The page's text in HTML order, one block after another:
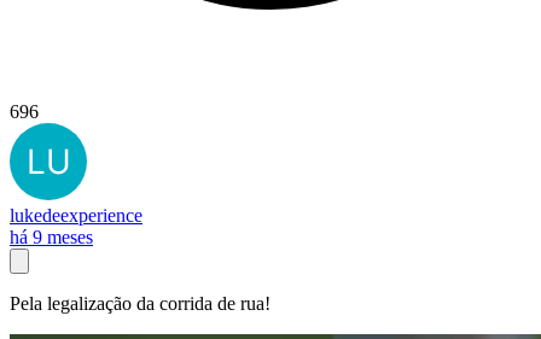
696
lukedeexperience
há 9 meses
Pela legalização da corrida de rua!